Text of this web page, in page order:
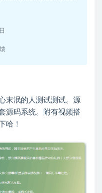
末泯的人测试测试。源
源码系统。附有视频搭
哈！